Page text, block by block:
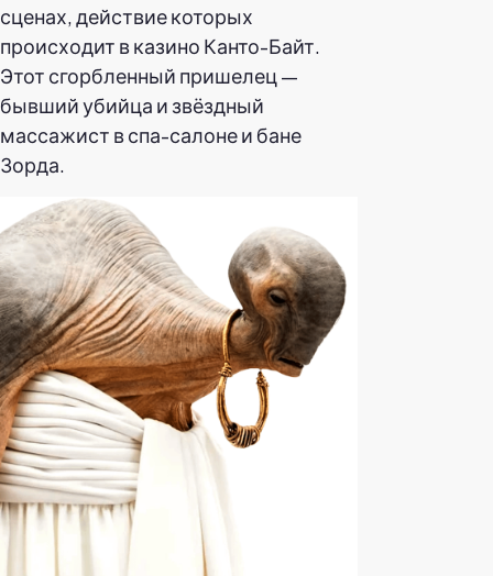
сценах, действие которых
происходит в казино Канто-Байт.
Этот сгорбленный пришелец —
бывший убийца и звёздный
массажист в спа-салоне и бане
Зорда.